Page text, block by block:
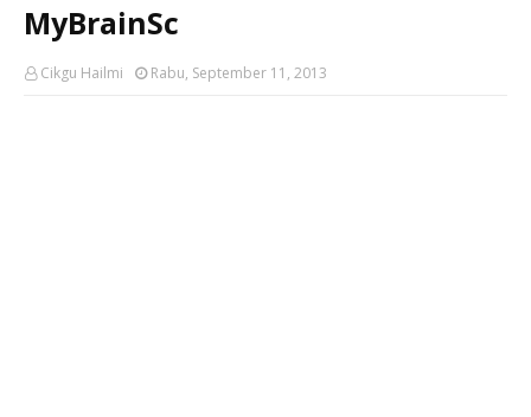
MyBrainSc
Cikgu Hailmi Rabu, September 11, 2013